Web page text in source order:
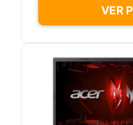
VER